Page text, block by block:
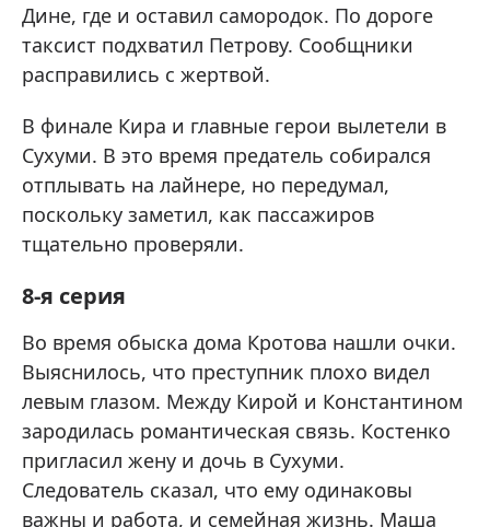
Дине, где и оставил самородок. По дороге
таксист подхватил Петрову. Сообщники
расправились с жертвой.
В финале Кира и главные герои вылетели в
Сухуми. В это время предатель собирался
отплывать на лайнере, но передумал,
поскольку заметил, как пассажиров
тщательно проверяли.
8-я серия
Во время обыска дома Кротова нашли очки.
Выяснилось, что преступник плохо видел
левым глазом. Между Кирой и Константином
зародилась романтическая связь. Костенко
пригласил жену и дочь в Сухуми.
Следователь сказал, что ему одинаковы
важны и работа, и семейная жизнь. Маша